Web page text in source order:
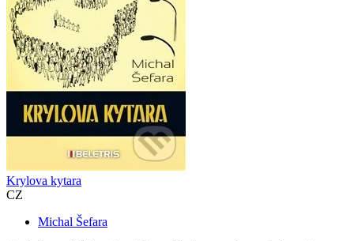
Krylova kytara
CZ
Michal Šefara